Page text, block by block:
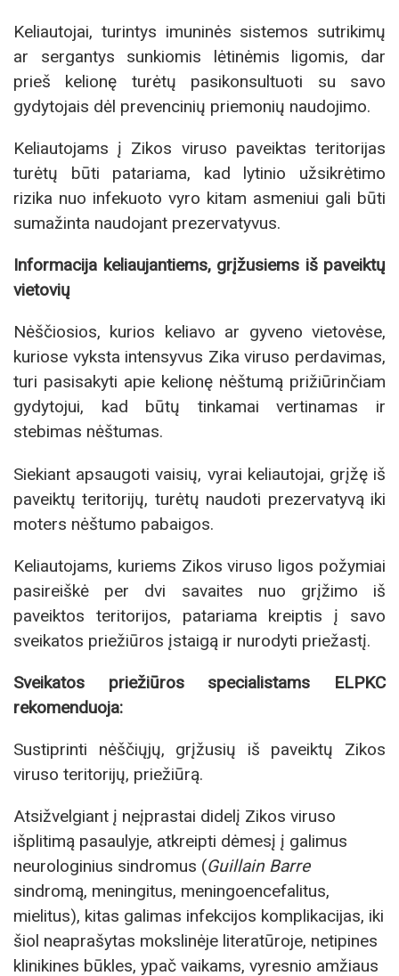
Keliautojai, turintys imuninės sistemos sutrikimų
ar sergantys sunkiomis lėtinėmis ligomis, dar
prieš kelionę turėtų pasikonsultuoti su savo
gydytojais dėl prevencinių priemonių naudojimo.
Keliautojams į Zikos viruso paveiktas teritorijas
turėtų būti patariama, kad lytinio užsikrėtimo
rizika nuo infekuoto vyro kitam asmeniui gali būti
sumažinta naudojant prezervatyvus.
Informacija keliaujantiems, grįžusiems iš paveiktų
vietovių
Nėščiosios, kurios keliavo ar gyveno vietovėse,
kuriose vyksta intensyvus Zika viruso perdavimas,
turi pasisakyti apie kelionę nėštumą prižiūrinčiam
gydytojui, kad būtų tinkamai vertinamas ir
stebimas nėštumas.
Siekiant apsaugoti vaisių, vyrai keliautojai, grįžę iš
paveiktų teritorijų, turėtų naudoti prezervatyvą iki
moters nėštumo pabaigos.
Keliautojams, kuriems Zikos viruso ligos požymiai
pasireiškė per dvi savaites nuo grįžimo iš
paveiktos teritorijos, patariama kreiptis į savo
sveikatos priežiūros įstaigą ir nurodyti priežastį.
Sveikatos priežiūros specialistams ELPKC
rekomenduoja:
Sustiprinti nėščiųjų, grįžusių iš paveiktų Zikos
viruso teritorijų, priežiūrą.
Atsižvelgiant į neįprastai didelį Zikos viruso
išplitimą pasaulyje, atkreipti dėmesį į galimus
neurologinius sindromus (Guillain Barre
sindromą, meningitus, meningoencefalitus,
mielitus), kitas galimas infekcijos komplikacijas, iki
šiol neaprašytas mokslinėje literatūroje, netipines
klinikines būkles, ypač vaikams, vyresnio amžiaus